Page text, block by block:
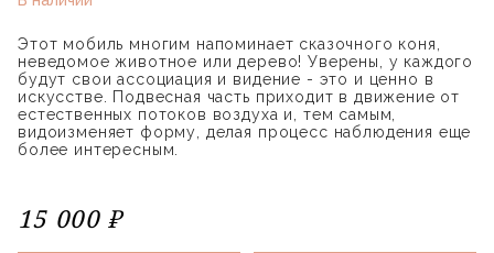
Этот мобиль многим напоминает сказочного коня,
неведомое животное или дерево! Уверены, у каждого
будут свои ассоциация и видение - это и ценно в
искусстве. Подвесная часть приходит в движение от
естественных потоков воздуха и, тем самым,
видоизменяет форму, делая процесс наблюдения еще
более интересным.
15 000 ₽